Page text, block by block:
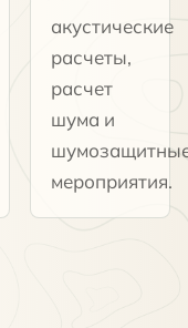
акустические
расчеты,
расчет
шума и
мероприятия.